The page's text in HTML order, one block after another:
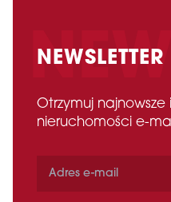
NEWSLETTER
Otrzymuj
nieruchomości e-